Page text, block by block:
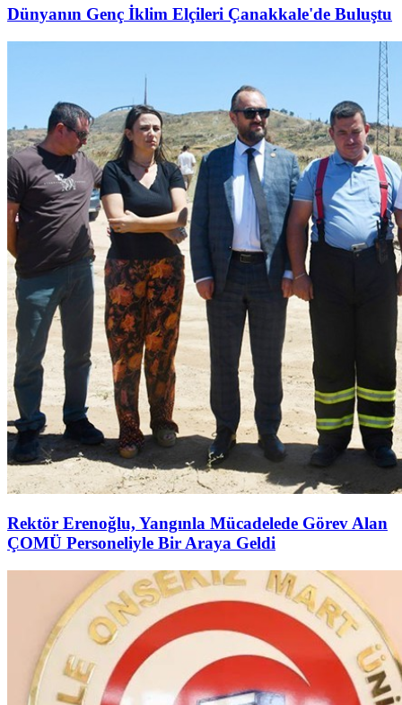
Dünyanın Genç İklim Elçileri Çanakkale'de Buluştu
Rektör Erenoğlu, Yangınla Mücadelede Görev Alan
ÇOMÜ Personeliyle Bir Araya Geldi